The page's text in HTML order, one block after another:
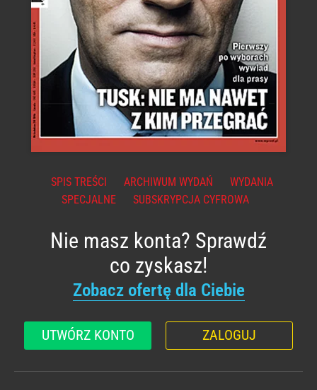
SPIS TREŚCI ARCHIWUM WYDAŃ
WYDANIA
SPECJALNE
SUBSKRYPCJA CYFROWA
Nie masz konta? Sprawdź
co zyskasz!
Zobacz ofertę dla Ciebie
UTWÓRZ KONTO ZALOGUJ